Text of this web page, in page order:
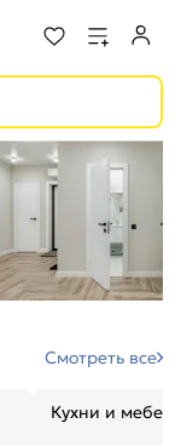
Смотреть все
Кухни и